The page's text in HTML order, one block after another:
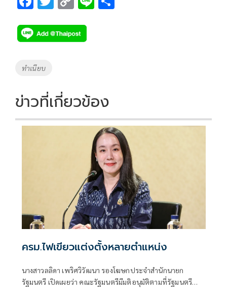
e
b
o
k
tt
er
p
y
k
Tags
ทำเนียบ
ข่าวที่เกี่ยวข้อง
ครม.ไฟเขียวแต่งตั้งหลายตำแหน่ง
นางสาวลลิดา เพริศวิวัฒนา รองโฆษกประจำสำนักนายก
รัฐมนตรี เปิดเผยว่า คณะรัฐมนตรีมีมติอนุมัติตามที่รัฐมนตรี